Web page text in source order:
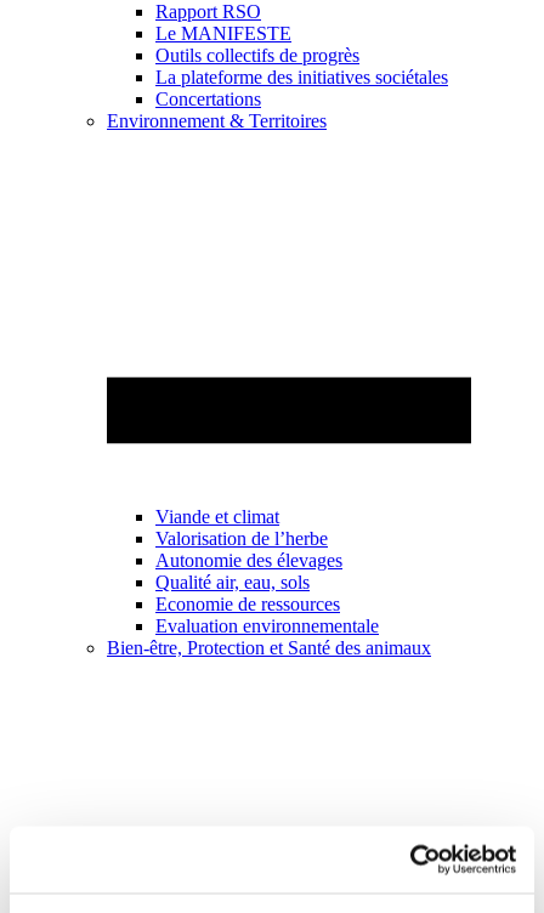
Rapport RSO
Le MANIFESTE
Outils collectifs de progrès
La plateforme des initiatives sociétales
Concertations
Environnement & Territoires
Viande et climat
Valorisation de l’herbe
Autonomie des élevages
Qualité air, eau, sols
Economie de ressources
Evaluation environnementale
Bien-être, Protection et Santé des animaux